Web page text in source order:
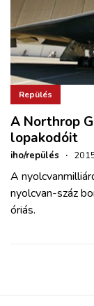
Repülés
A Northrop
lopakodóit
iho/repülés ·
A
nyolcvan-száz
óriás.